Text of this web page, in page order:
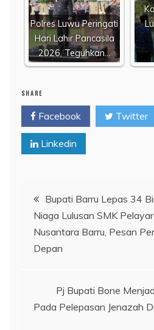
Polres Luwu Peringati
Hari Lahir Pancasila
2026, Teguhkan…
SHARE
Facebook Twitter
Linkedin
Navigasi
pos
Bupati Barru Lepas 34
Niaga Lulusan SMK
Nusantara Barru, Pesan
Depan
Pj Bupati Bone
Pada Pelepasan Jenazah